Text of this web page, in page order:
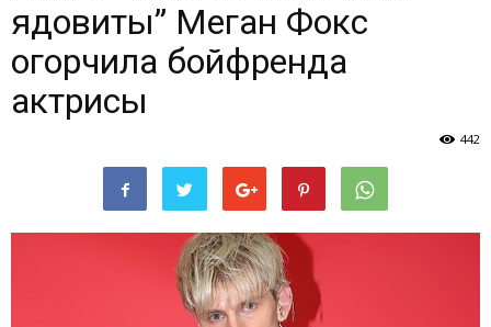
ядовиты” Меган Фокс
огорчила бойфренда
актрисы
442